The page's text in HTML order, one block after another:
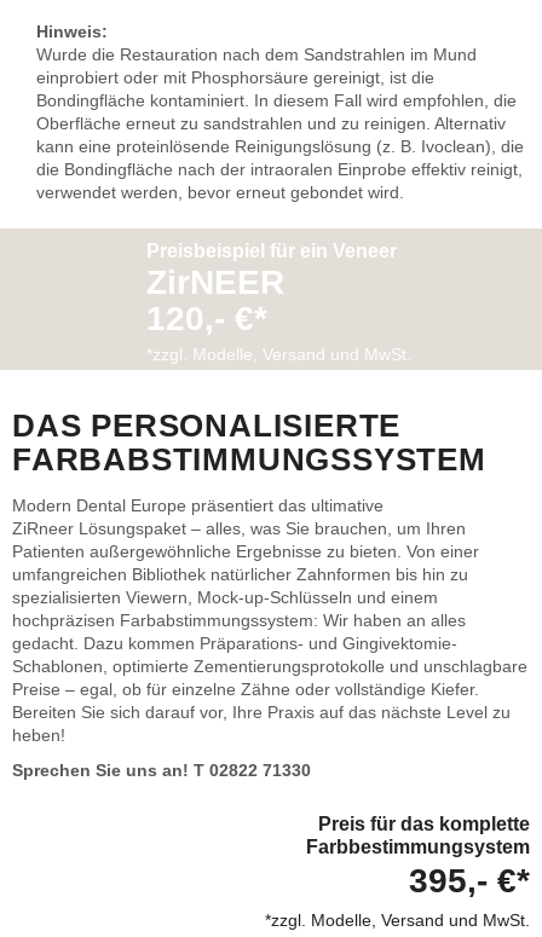
Hinweis:
Wurde die Restauration nach dem Sandstrahlen im Mund
einprobiert oder mit Phosphorsäure gereinigt, ist die
Bondingfläche kontaminiert. In diesem Fall wird empfohlen, die
Oberfläche erneut zu sandstrahlen und zu reinigen. Alternativ
kann eine proteinlösende Reinigungslösung (z. B. Ivoclean), die
die Bondingfläche nach der intraoralen Einprobe effektiv reinigt,
verwendet werden, bevor erneut gebondet wird.
Preisbeispiel für ein Veneer
ZirNEER
120,- €*
*zzgl. Modelle, Versand und MwSt.
DAS PERSONALISIERTE
FARBABSTIMMUNGSSYSTEM
Modern Dental Europe präsentiert das ultimative
ZiRneer Lösungspaket – alles, was Sie brauchen, um Ihren
Patienten außergewöhnliche Ergebnisse zu bieten. Von einer
umfangreichen Bibliothek natürlicher Zahnformen bis hin zu
spezialisierten Viewern, Mock-up-Schlüsseln und einem
hochpräzisen Farbabstimmungssystem: Wir haben an alles
gedacht. Dazu kommen Präparations- und Gingivektomie-
Schablonen, optimierte Zementierungsprotokolle und unschlagbare
Preise – egal, ob für einzelne Zähne oder vollständige Kiefer.
Bereiten Sie sich darauf vor, Ihre Praxis auf das nächste Level zu
heben!
Sprechen Sie uns an! T 02822 71330
Preis für das komplette
Farbbestimmungsystem
395,- €*
*zzgl. Modelle, Versand und MwSt.